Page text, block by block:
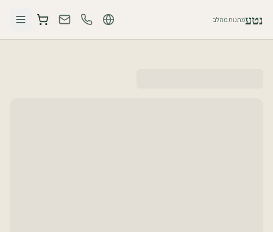
נטעמתנות מהלב